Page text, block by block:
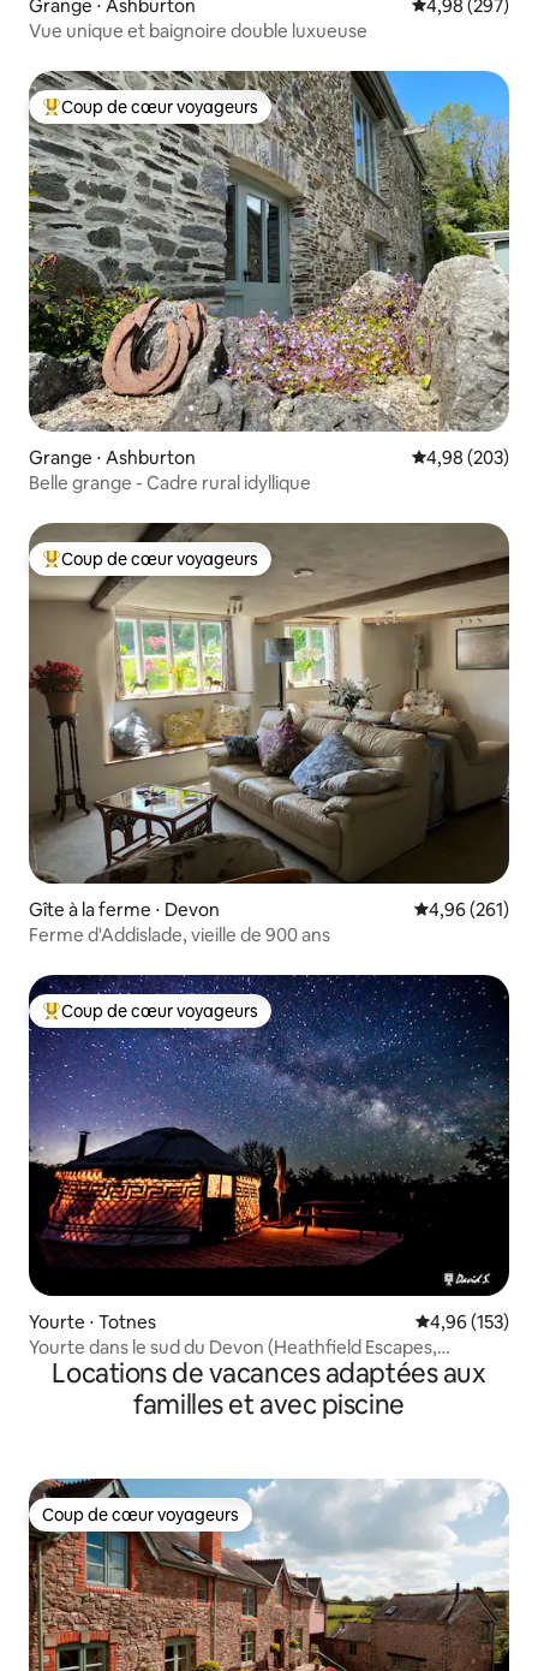
Grange ⋅ Ashburton Évaluation
4,98 (297)
Vue unique et baignoire double luxueuse
Coups de cœur voyageurs les plus appréciés
Coup de cœur voyageurs
Grange ⋅ Ashburton Évaluation
4,98 (203)
Belle grange - Cadre rural idyllique
Coups de cœur voyageurs les plus appréciés
Coup de cœur voyageurs
Gîte à la ferme ⋅ Devon Évaluation
4,96 (261)
Ferme d'Addislade, vieille de 900 ans
Coups de cœur voyageurs les plus appréciés
Coup de cœur voyageurs
Yourte ⋅ Totnes Évaluation
4,96 (153)
Yourte dans le sud du Devon (Heathfield Escapes,
4 couchages)
Locations de vacances adaptées aux
familles et avec piscine
Coup de cœur voyageurs
Coup de cœur voyageurs